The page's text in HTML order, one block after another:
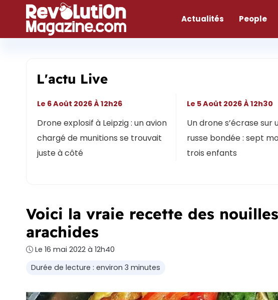
contenu
Actualités People
L'actu Live
Drone explosif à Leipzig : un avion
chargé de munitions se trouvait
juste à côté
Le 6 Août 2026 À 12h26
Un drone s’écrase sur
russe bondée : sept
trois enfants
Le 5 Août 2026 À 12h30
Voici la vraie recette des
arachides
Le 16 mai 2022 à 12h40
Durée de lecture : environ 3 minutes